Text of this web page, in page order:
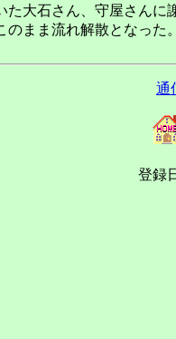
た大石さん、守屋さんに
のまま流れ解散となった
通
登録